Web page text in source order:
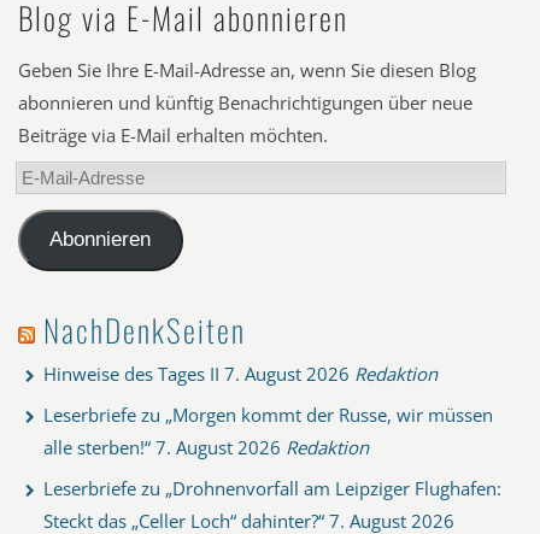
Blog via E-Mail abonnieren
Geben Sie Ihre E-Mail-Adresse an, wenn Sie diesen Blog
abonnieren und künftig Benachrichtigungen über neue
Beiträge via E-Mail erhalten möchten.
E-
Mail-
AdresseAbonnieren
NachDenkSeiten
Hinweise des Tages II 7. August 2026 Redaktion
Leserbriefe zu „Morgen kommt der Russe, wir müssen
alle sterben!“ 7. August 2026 Redaktion
Leserbriefe zu „Drohnenvorfall am Leipziger Flughafen:
Steckt das „Celler Loch“ dahinter?“ 7. August 2026